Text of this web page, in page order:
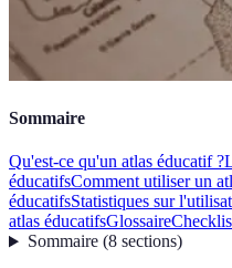
Sommaire
Qu'est-ce qu'un atlas éducatif ?
éducatifsComment utiliser un
éducatifsStatistiques sur
atlas éducatifsGlossaire
Sommaire(8 sections)